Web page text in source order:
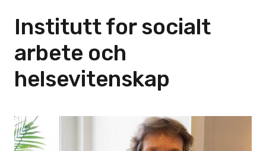
Institutt for socialt
arbete och
helsevitenskap